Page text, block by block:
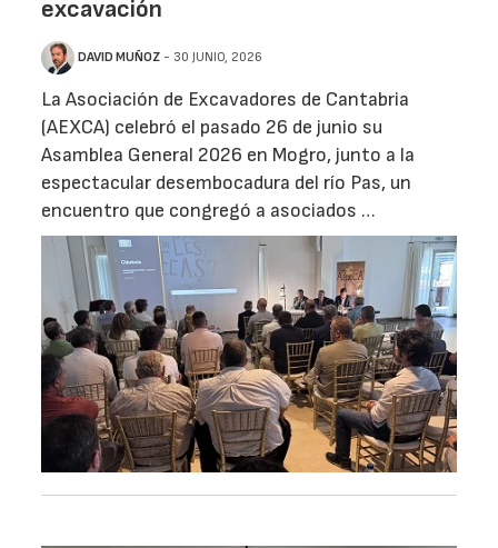
excavación
DAVID MUÑOZ - 30 JUNIO, 2026
La Asociación de Excavadores de Cantabria
(AEXCA) celebró el pasado 26 de junio su
Asamblea General 2026 en Mogro, junto a la
espectacular desembocadura del río Pas, un
encuentro que congregó a asociados …